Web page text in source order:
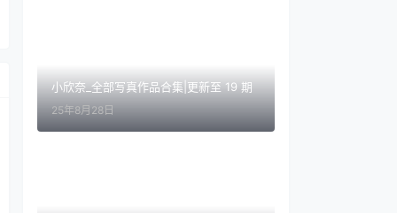
小欣奈_全部写真作品合集|更新至 19 期
25年8月28日